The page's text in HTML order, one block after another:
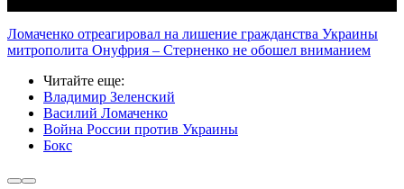
Ломаченко отреагировал на лишение гражданства Украины
митрополита Онуфрия – Стерненко не обошел вниманием
Читайте еще:
Владимир Зеленский
Василий Ломаченко
Война России против Украины
Бокс